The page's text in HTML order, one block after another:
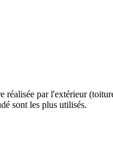
par l'extérieur
sont les plus utilisés.